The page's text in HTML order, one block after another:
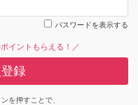
パスワードを表示する
イントもらえる！／
録
を押すことで、